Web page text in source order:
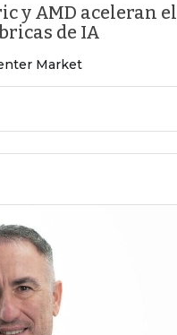
y AMD aceleran el
de IA
Market